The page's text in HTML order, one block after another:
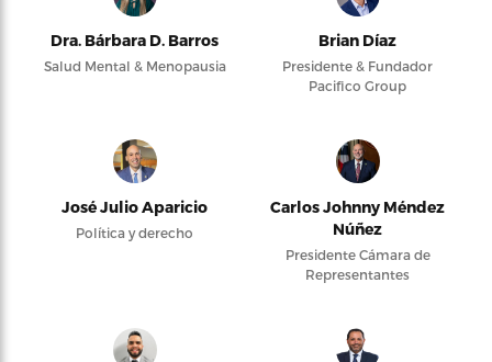
Dra. Bárbara D. Barros
Salud Mental & Menopausia
Brian Díaz
Presidente & Fundador
Pacifico Group
José Julio Aparicio
Política y derecho
Carlos Johnny Méndez
Núñez
Presidente Cámara de
Representantes